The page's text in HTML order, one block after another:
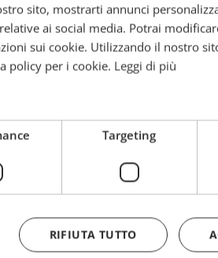
sito, mostrarti annunci
ai social media. Potrai
sui cookie. Utilizzando il nostro
policy per i cookie. Leggi di più
Targeting
RIFIUTA TUTTO